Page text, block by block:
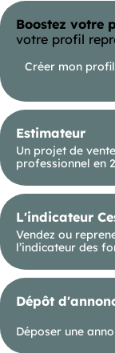
Boostez votre
votre profil
Créer mon
Estimateur
Un projet de
professionnel en
L'indicateur
Vendez ou
l’indicateur des
Dépôt
Déposer une